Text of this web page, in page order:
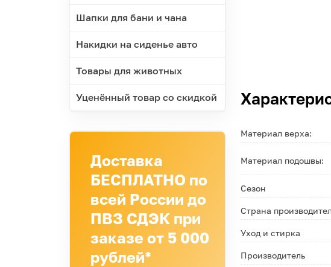
Шапки для бани и чана
Накидки на сиденье авто
Товары для животных
Уценённый товар со скидкой
Доставка
БЕСПЛАТНО по
всей России до
ПВЗ СДЭК при
заказе от 5 000
рублей*
Материал верха:
Материал подошвы:
Сезон
Страна
Уход и стирка
Производитель